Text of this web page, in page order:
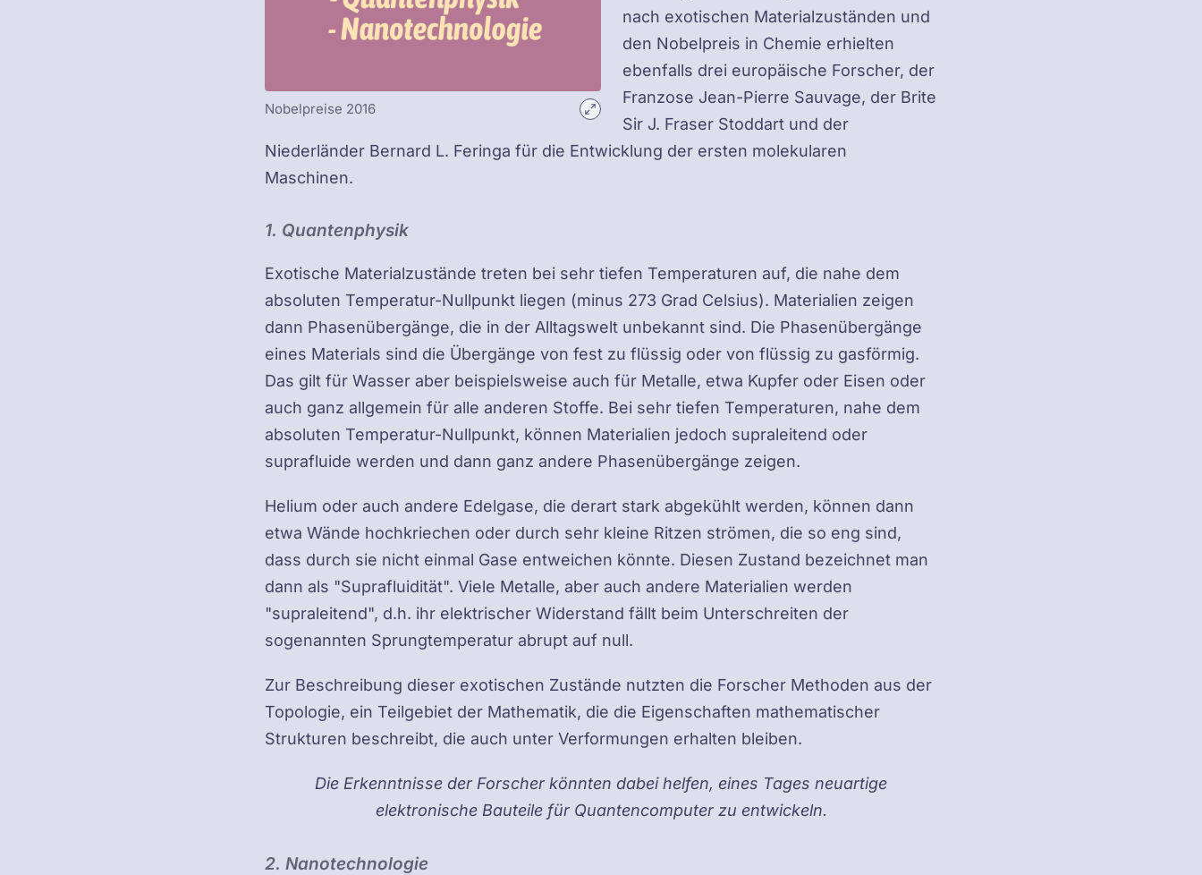
Nobelpreise 2016
nach exotischen Materialzuständen und
den Nobelpreis in Chemie erhielten
ebenfalls drei europäische Forscher, der
Franzose Jean-Pierre Sauvage, der Brite
Sir J. Fraser Stoddart und der
Niederländer Bernard L. Feringa für die Entwicklung der ersten molekularen
Maschinen.
1. Quantenphysik
Exotische Materialzustände treten bei sehr tiefen Temperaturen auf, die nahe dem
absoluten Temperatur-Nullpunkt liegen (minus 273 Grad Celsius). Materialien zeigen
dann Phasenübergänge, die in der Alltagswelt unbekannt sind. Die Phasenübergänge
eines Materials sind die Übergänge von fest zu flüssig oder von flüssig zu gasförmig.
Das gilt für Wasser aber beispielsweise auch für Metalle, etwa Kupfer oder Eisen oder
auch ganz allgemein für alle anderen Stoffe. Bei sehr tiefen Temperaturen, nahe dem
absoluten Temperatur-Nullpunkt, können Materialien jedoch supraleitend oder
suprafluide werden und dann ganz andere Phasenübergänge zeigen.
Helium oder auch andere Edelgase, die derart stark abgekühlt werden, können dann
etwa Wände hochkriechen oder durch sehr kleine Ritzen strömen, die so eng sind,
dass durch sie nicht einmal Gase entweichen könnte. Diesen Zustand bezeichnet man
dann als "Suprafluidität". Viele Metalle, aber auch andere Materialien werden
"supraleitend", d.h. ihr elektrischer Widerstand fällt beim Unterschreiten der
sogenannten Sprungtemperatur abrupt auf null.
Zur Beschreibung dieser exotischen Zustände nutzten die Forscher Methoden aus der
Topologie, ein Teilgebiet der Mathematik, die die Eigenschaften mathematischer
Strukturen beschreibt, die auch unter Verformungen erhalten bleiben.
Die Erkenntnisse der Forscher könnten dabei helfen, eines Tages neuartige
elektronische Bauteile für Quantencomputer zu entwickeln.
2. Nanotechnologie